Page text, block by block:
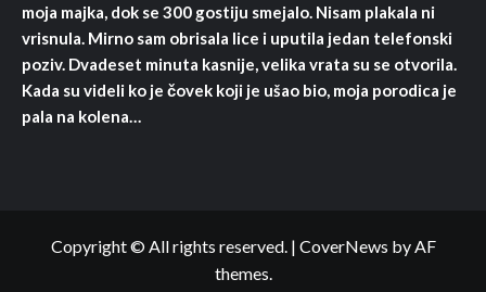
moja majka, dok se 300 gostiju smejalo. Nisam plakala ni
vrisnula. Mirno sam obrisala lice i uputila jedan telefonski
poziv. Dvadeset minuta kasnije, velika vrata su se otvorila.
Kada su videli ko je čovek koji je ušao bio, moja porodica je
pala na kolena…
Copyright © All rights reserved. | CoverNews by AF
themes.